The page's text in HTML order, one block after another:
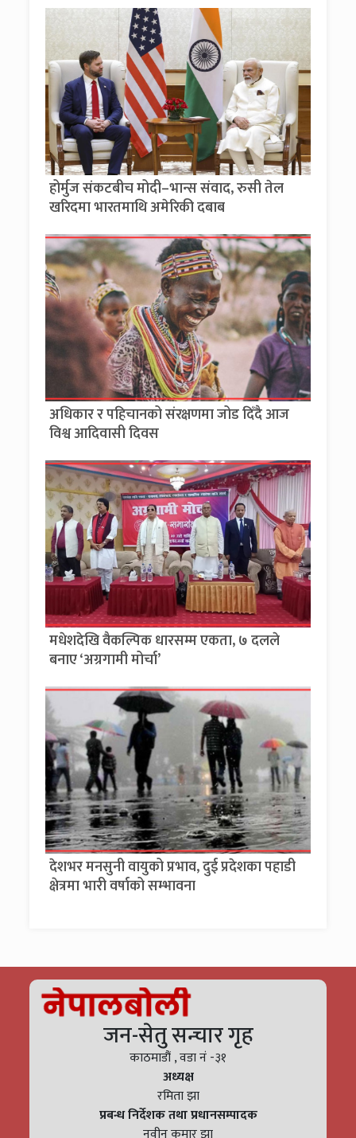
होर्मुज संकटबीच मोदी–भान्स संवाद, रुसी तेल
खरिदमा भारतमाथि अमेरिकी दबाब
अधिकार र पहिचानको संरक्षणमा जोड दिँदै आज
विश्व आदिवासी दिवस
मधेशदेखि वैकल्पिक धारसम्म एकता, ७ दलले
बनाए ‘अग्रगामी मोर्चा’
देशभर मनसुनी वायुको प्रभाव, दुई प्रदेशका पहाडी
क्षेत्रमा भारी वर्षाको सम्भावना
जन-सेतु सन्चार गृह
काठमाडौं , वडा नं -३१
अध्यक्ष
रमिता झा
प्रबन्ध निर्देशक तथा प्रधानसम्पादक